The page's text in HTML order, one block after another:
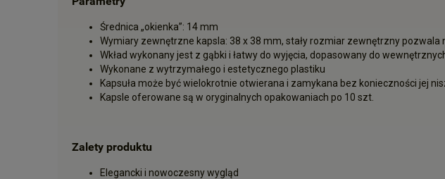
Średnica „okienka”: 14 mm
Wymiary zewnętrzne kapsla: 38 x 38 mm, stały rozmiar zewnętrzny
Wkład wykonany jest z gąbki i łatwy do wyjęcia, dopasowany do
Wykonane z wytrzymałego i estetycznego plastiku
Kapsuła może być wielokrotnie otwierana i zamykana bez konieczności jej
Kapsle oferowane są w oryginalnych opakowaniach po 10 szt.
Zalety produktu
Elegancki i nowoczesny wygląd